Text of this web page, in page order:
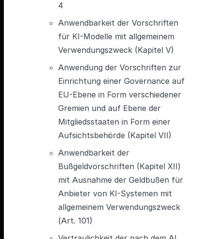
4
Anwendbarkeit der Vorschriften
für KI-Modelle mit allgemeinem
Verwendungszweck (Kapitel V)
Anwendung der Vorschriften zur
Einrichtung einer Governance auf
EU-Ebene in Form verschiedener
Gremien und auf Ebene der
Mitgliedsstaaten in Form einer
Aufsichtsbehörde (Kapitel VII)
Anwendbarkeit der
Bußgeldvorschriften (Kapitel XII)
mit Ausnahme der Geldbußen für
Anbieter von KI-Systemen mit
allgemeinem Verwendungszweck
(Art. 101)